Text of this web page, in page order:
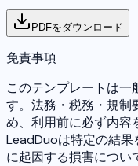
PDFをダウンロード
免責事項
このテンプレートは一
す。法務・税務・規制
め、利用前に必ず内容
LeadDuoは特定の結
に起因する損害につい